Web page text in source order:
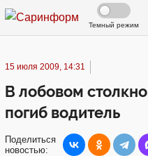
Темный режим
15 июля 2009, 14:31
В лобовом
погиб водитель
Поделиться
новостью: